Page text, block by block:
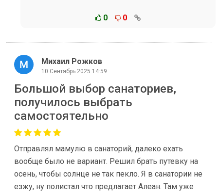
0 0
Михаил Рожков
10 Сентябрь 2025 14:59
Большой выбор санаториев,
получилось выбрать
самостоятельно
Отправлял мамулю в санаторий, далеко ехать
вообще было не вариант. Решил брать путевку на
осень, чтобы солнце не так пекло. Я в санатории не
езжу, ну полистал что предлагает Алеан. Там уже